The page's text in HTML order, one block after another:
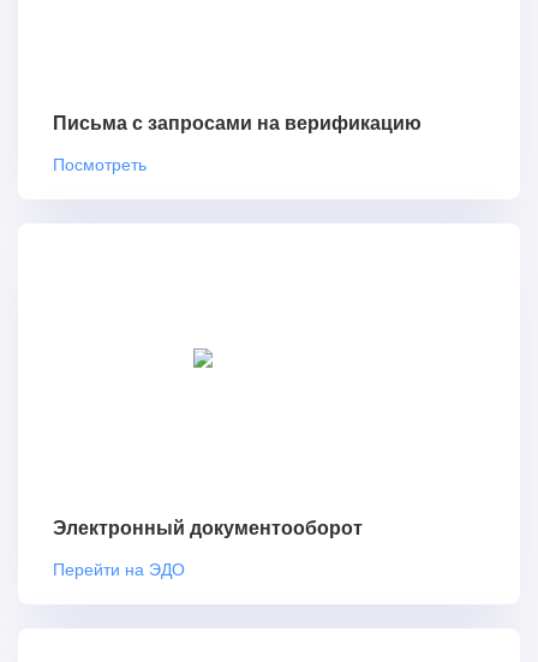
Письма с запросами на верификацию
Посмотреть
Электронный документооборот
Перейти на ЭДО